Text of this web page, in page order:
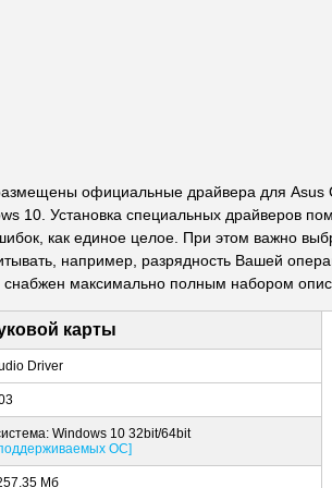
официальные драйвера для Asus
10. Установка специальных драйверов
как единое целое. При этом важно
например, разрядность Вашей
снабжен максимально полным набором
карты
Driver
Windows 10 32bit/64bit
ОС]
Мб